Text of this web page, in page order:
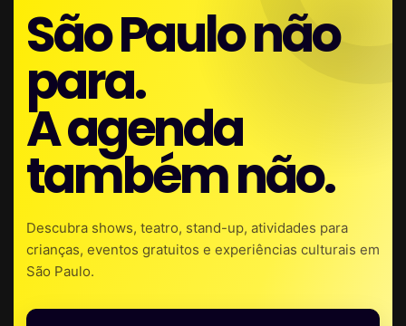
São Paulo não
para.
A agenda
também não.
Descubra shows, teatro, stand-up, atividades para
crianças, eventos gratuitos e experiências culturais em
São Paulo.